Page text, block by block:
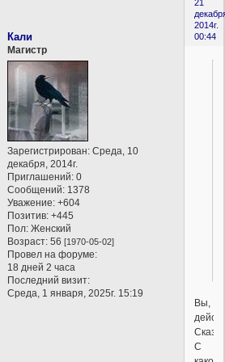
21
2014г.
00:44
Кали
Магистр
Зарегистрирован: Среда, 10
декабря, 2014г.
Приглашений: 0
Сообщений: 1378
Уважение: +604
Позитив: +445
Пол: Женский
Возраст: 56[1970-05-02]
Провел на форуме:
18 дней 2 часа
Последний визит:
Среда, 1 января, 2025г. 15:19
Вы,
С